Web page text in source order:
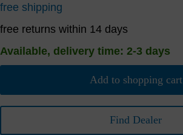
free shipping
free returns within 14 days
Available, delivery time: 2-3 days
Add to shopping cart
Find Dealer